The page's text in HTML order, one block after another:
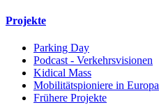
Projekte
Parking Day
Podcast - Verkehrsvisionen
Kidical Mass
Mobilitätspioniere in Europa
Frühere Projekte